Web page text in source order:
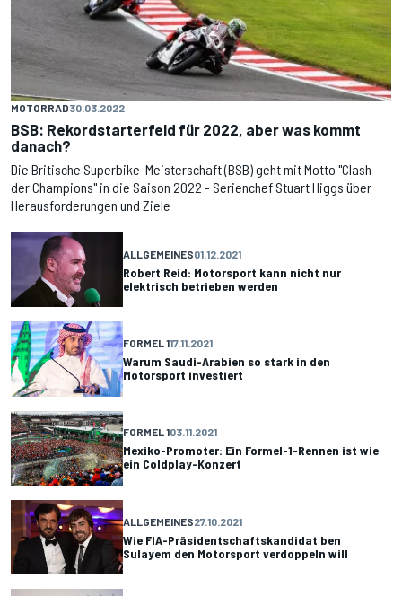
MOTORRAD30.03.2022
BSB: Rekordstarterfeld für 2022, aber was kommt
danach?
Die Britische Superbike-Meisterschaft (BSB) geht mit Motto "Clash
der Champions" in die Saison 2022 - Serienchef Stuart Higgs über
Herausforderungen und Ziele
ALLGEMEINES01.12.2021
Robert Reid: Motorsport kann nicht nur
elektrisch betrieben werden
FORMEL 117.11.2021
Warum Saudi-Arabien so stark in den
Motorsport investiert
FORMEL 103.11.2021
Mexiko-Promoter: Ein Formel-1-Rennen ist wie
ein Coldplay-Konzert
ALLGEMEINES27.10.2021
Wie FIA-Präsidentschaftskandidat ben
Sulayem den Motorsport verdoppeln will